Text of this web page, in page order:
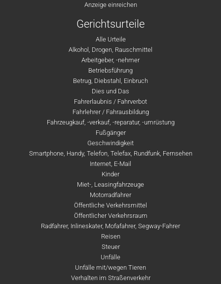
Anzeige einreichen
Gerichtsurteile
Alle Urteile
Alkohol, Drogen, Rauschmittel
Arbeitgeber, -nehmer
Betriebsführung
Betrug, Diebstahl, Einbruch
Dies und Das
Fahrerlaubnis / Fahrverbot
Fahrlehrer / Fahrausbildung
Fahrzeugkauf, -verkauf, -reparatur, -umrüstung
Fußgänger
Geschwindigkeit
Smartphone, Handy, Telefon, Telefax, Rundfunk, Fernsehen
Internet, E-Mail
Kinder
Miet-, Leasingfahrzeuge
Motorradfahrer
Öffentliche Verkehrsmittel
Öffentlicher Verkehrsraum
Radfahrer, Inlineskater, Mofafahrer, Segway-Fahrer
Reisen
Steuer
Unfälle
Unfälle mit/wegen Tieren
Verhalten im Straßenverkehr